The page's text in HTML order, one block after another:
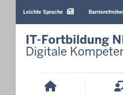
Sprachen
Leichte Sprache
IT-Fortbildung
Digitale
Hauptmenü